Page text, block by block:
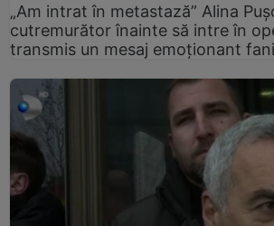
„Am intrat în metastază” Alina
cutremurător înainte să intre în
transmis un mesaj emoționant